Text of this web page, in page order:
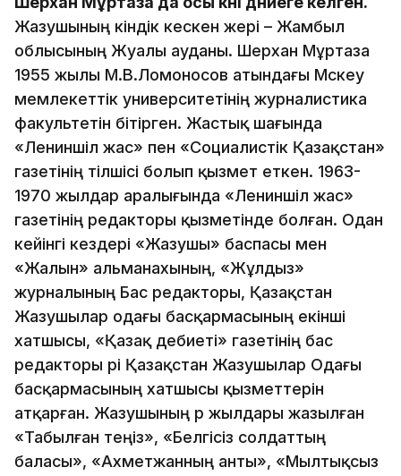
Жазушының кіндік кескен жері – Жамбыл
облысының Жуалы ауданы. Шерхан Мұртаза
1955 жылы М.В.Ломоносов атындағы Мәскеу
мемлекеттік университетінің журналистика
факультетін бітірген. Жастық шағында
«Лениншіл жас» пен «Социалистік Қазақстан»
газетінің тілшісі болып қызмет еткен. 1963-
1970 жылдар аралығында «Лениншіл жас»
газетінің редакторы қызметінде болған. Одан
кейінгі кездері «Жазушы» баспасы мен
«Жалын» альманахының, «Жұлдыз»
журналының Бас редакторы, Қазақстан
Жазушылар одағы басқармасының екінші
хатшысы, «Қазақ әдебиеті» газетінің бас
редакторы әрі Қазақстан Жазушылар Одағы
басқармасының хатшысы қызметтерін
атқарған. Жазушының әр жылдары жазылған
«Табылған теңіз», «Белгісіз солдаттың
баласы», «Ахметжанның анты», «Мылтықсыз